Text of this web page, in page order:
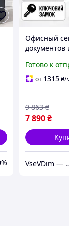
Офисный
документов
полки
Готово к
от 1315 ₴/
7 890 ₴
9 863 ₴
VseVDim —